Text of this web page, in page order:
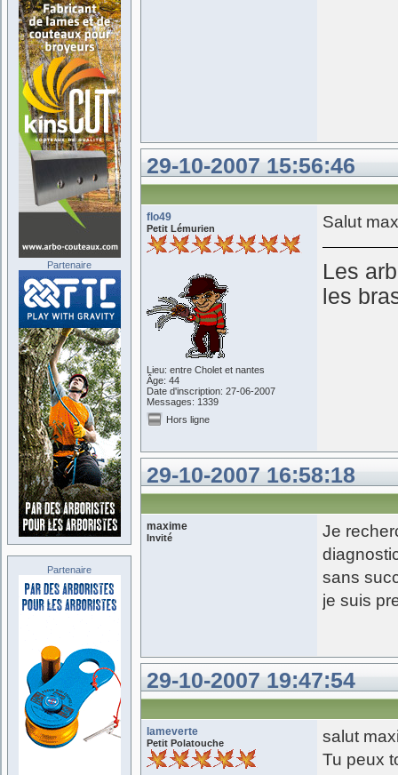
29-10-2007 15:56:46
flo49
Petit Lémurien
Lieu: entre Cholet et nantes
Âge: 44
Date d'inscription: 27-06-2007
Messages: 1339
Salut
Les
les
Hors ligne
29-10-2007 16:58:18
maxime
Invité
Je
sans
je suis
29-10-2007 19:47:54
lameverte
Petit Polatouche
salut
Tu peux
Partenaire
Partenaire